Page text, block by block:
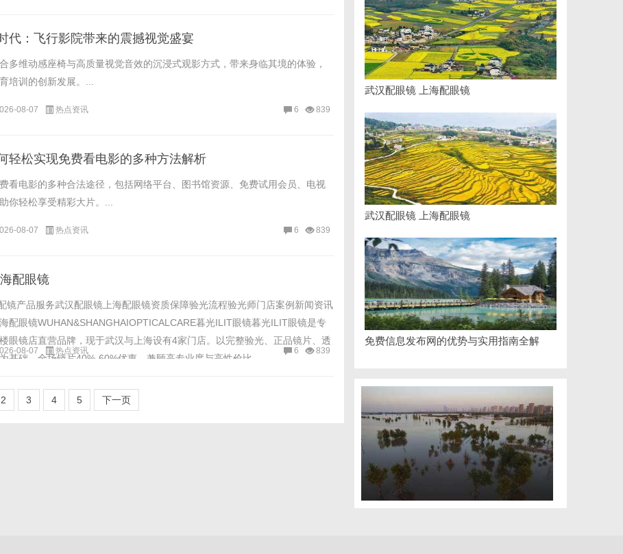
代：飞行影院带来的震撼视觉盛宴
多维动感座椅与高质量视觉音效的沉浸式观影方式，带来身临其境的体验，
培训的创新发展。...
08-07 热点资讯 839
6
轻松实现免费看电影的多种方法解析
看电影的多种合法途径，包括网络平台、图书馆资源、免费试用会员、电视
你轻松享受精彩大片。...
08-07 热点资讯 839
6
配眼镜
镜产品服务武汉配眼镜上海配眼镜资质保障验光流程验光师门店案例新闻资讯
配眼镜WUHAN&SHANGHAIOPTICALCARE暮光ILIT眼镜暮光ILIT眼镜是专
眼镜店直营品牌，现于武汉与上海设有4家门店。以完整验光、正品镜片、透
基础，全场镜片40%-60%优惠，兼顾高专业度与高性价比......
08-07 热点资讯 839
6
2 3 4 5 下一页
武汉配眼镜 上海配眼镜
武汉配眼镜 上海配眼镜
免费信息发布网的优势与实用指南全解